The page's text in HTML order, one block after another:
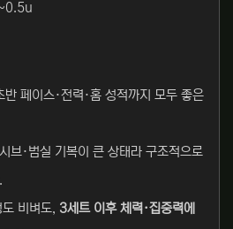
페이스·전력·홈 성적까지 모두 좋은
브·범실 기복이 큰 상태라 구조적으로
비벼도, 3세트 이후 체력·집중력에